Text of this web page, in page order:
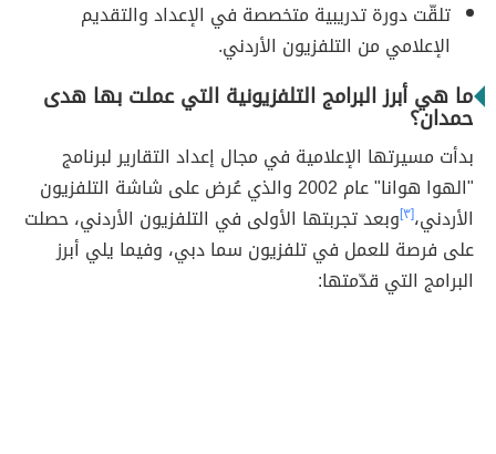
تلقّت دورة تدريبية متخصصة في الإعداد والتقديم
الإعلامي من التلفزيون الأردني.
ما هي أبرز البرامج التلفزيونية التي عملت بها هدى
حمدان؟
بدأت مسيرتها الإعلامية في مجال إعداد التقارير لبرنامج
"الهوا هوانا" عام 2002 والذي عُرض على شاشة التلفزيون
الأردني،[٣] وبعد تجربتها الأولى في التلفزيون الأردني، حصلت
على فرصة للعمل في تلفزيون سما دبي، وفيما يلي أبرز
البرامج التي قدّمتها: